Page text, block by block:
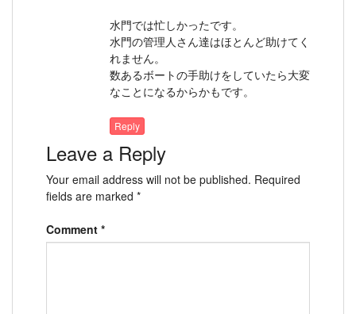
水門では忙しかったです。
水門の管理人さん達はほとんど助けてく
れません。
数あるボートの手助けをしていたら大変
なことになるからかもです。
Reply
Leave a Reply
Your email address will not be published. Required
fields are marked *
Comment *